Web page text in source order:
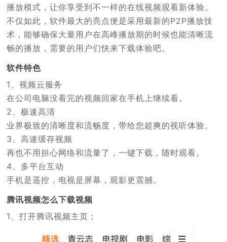
播放模式，让你享受到不一样的在线视频观看新体验。
不仅如此，软件最大的亮点便是采用最新的P2P播放技
术，能够确保大量用户在高峰播放期的时候也能清晰流
畅的播放，需要的用户们快来下载体验吧。
软件特色
1、视频云服务
在公司电脑没看完的视频回家在手机上继续看。
2、极速高清
业界极致的清晰度和流畅度，带给您超爽的视听体验。
3、高速缓存视频
再也不用担心网络和流量了，一键下载，随时观看。
4、多平台互动
手机是遥控，电视是屏幕，观影更震撼。
腾讯视频怎么下载视频
1、打开腾讯视频主页；